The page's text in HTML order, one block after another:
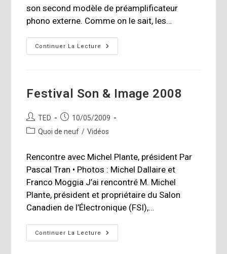
son second modèle de préamplificateur
phono externe. Comme on le sait, les…
Continuer La Lecture
Du
Nouveau
Festival Son & Image 2008
Auteur/autrice
de
TED
Publication
publiée :
10/05/2009
PostQuoi de neuf / Vidéos
Rencontre avec Michel Plante, président Par
Pascal Tran • Photos : Michel Dallaire et
Franco Moggia J’ai rencontré M. Michel
Plante, président et propriétaire du Salon
Canadien de l’Électronique (FSI),…
Continuer La Lecture
Festival
Son